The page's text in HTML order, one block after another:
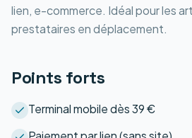
lien, e-commerce. Idéal pour les
prestataires en déplacement.
Points forts
Terminal mobile dès 39 €